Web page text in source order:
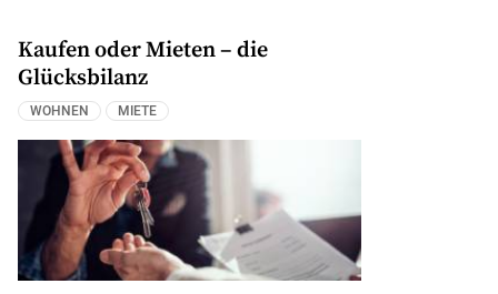
Kaufen oder Mieten – die
Glücksbilanz
WOHNEN MIETE